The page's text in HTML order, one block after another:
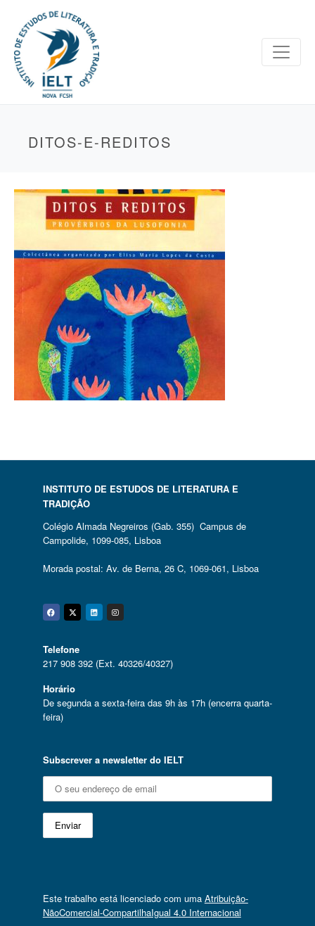
DITOS-E-REDITOS
INSTITUTO DE ESTUDOS DE LITERATURA E
TRADIÇÃO
Colégio Almada Negreiros (Gab. 355) Campus de
Campolide, 1099-085, Lisboa
Morada postal: Av. de Berna, 26 C, 1069-061, Lisboa
Facebook
Twitter
Linkedin
Instagram
Telefone
217 908 392 (Ext. 40326/40327)
Horário
De segunda a sexta-feira das 9h às 17h (encerra quarta-
feira)
Subscrever a newsletter do IELT
Este trabalho está licenciado com uma Atribuição-
NãoComercial-CompartilhaIgual 4.0 Internacional